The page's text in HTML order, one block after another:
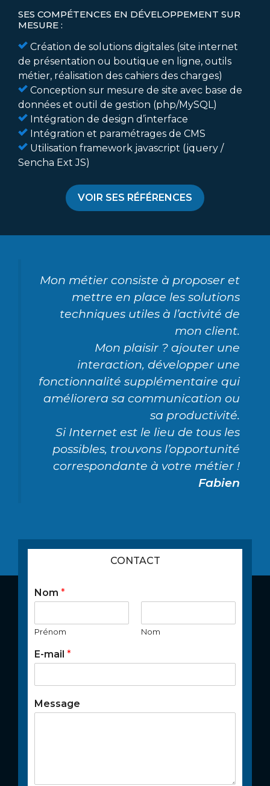
SES COMPÉTENCES EN DÉVELOPPEMENT SUR
MESURE :
Création de solutions digitales (site internet
de présentation ou boutique en ligne, outils
métier, réalisation des cahiers des charges)
Conception sur mesure de site avec base de
données et outil de gestion (php/MySQL)
Intégration de design d’interface
Intégration et paramétrages de CMS
Utilisation framework javascript (jquery /
Sencha Ext JS)
VOIR SES RÉFÉRENCES
Mon métier consiste à proposer et
mettre en place les solutions
techniques utiles à l’activité de
mon client.
Mon plaisir ? ajouter une
interaction, développer une
fonctionnalité supplémentaire qui
améliorera sa communication ou
sa productivité.
Si Internet est le lieu de tous les
possibles, trouvons l’opportunité
correspondante à votre métier !
Fabien
CONTACT
Nom *
Prénom Nom
E-mail *
Message